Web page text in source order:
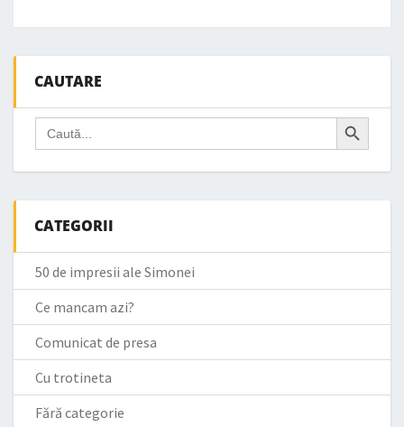
CAUTARE
Search
for:
Search Button
CATEGORII
50 de impresii ale Simonei
Ce mancam azi?
Comunicat de presa
Cu trotineta
Fără categorie